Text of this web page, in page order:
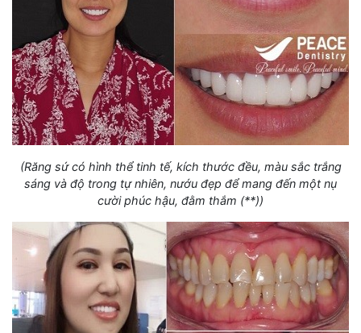
(Răng sứ có hình thể tinh tế, kích thước đều, màu sắc trắng
sáng và độ trong tự nhiên, nướu đẹp để mang đến một nụ
cười phúc hậu, đằm thắm (**))